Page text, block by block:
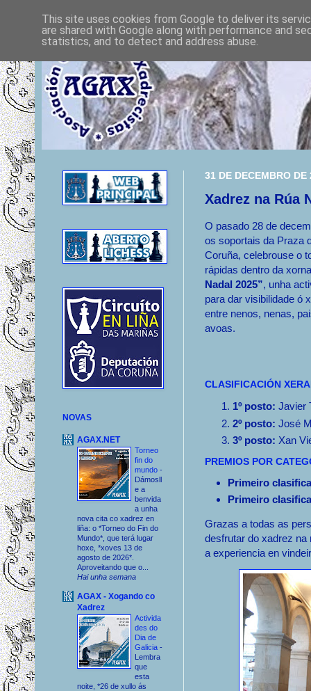
31 DE DECEMBRO DE
Xadrez na Rúa
O pasado 28 de
os soportais da Praza
Coruña, celebrouse o
rápidas dentro da
Nadal 2025”, unha
para dar visibilidade ó
entre nenos, nenas,
avoas.
CLASIFICACIÓN
1º posto: Javier
2º posto: José
3º posto: Xan
PREMIOS POR
Primeiro
Primeiro
Grazas a todas as
desfrutar do xadrez na
a experiencia en
NOVAS
AGAX.NET
Torneo
fin do
mundo -
Dámosll
e a
benvida
a unha
nova cita co xadrez en
liña: o *Torneo do Fin do
Mundo*, que terá lugar
hoxe, *xoves 13 de
agosto de 2026*.
Aproveitando que o...
Hai unha semana
AGAX - Xogando co
Xadrez
Activida
des do
Dia de
Galicia -
Lembra
que
esta
noite, *26 de xullo ás
This site uses cookies from Google to deliver its
are shared with Google along with performance and
statistics, and to detect and address abuse.